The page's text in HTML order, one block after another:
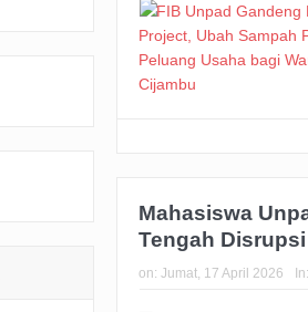
Mahasiswa
Tengah
on:Jumat, 17 April 2026